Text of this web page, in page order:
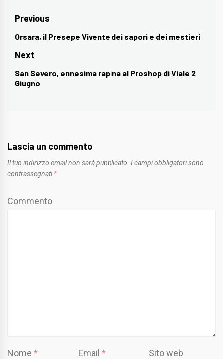
Navigazione
articoli
Previous
Previous
post:
Orsara, il Presepe Vivente dei sapori e dei mestieri
Next
Next
post:
San Severo, ennesima rapina al Proshop di Viale 2
Giugno
Lascia un commento
Il tuo indirizzo email non sarà pubblicato. I campi obbligatori sono
contrassegnati *
Commento
Nome * Email* Sito web